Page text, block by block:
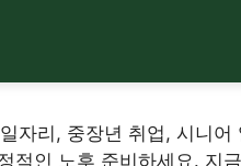
자리, 중장년 취업, 시니어
적인 노후 준비하세요. 지